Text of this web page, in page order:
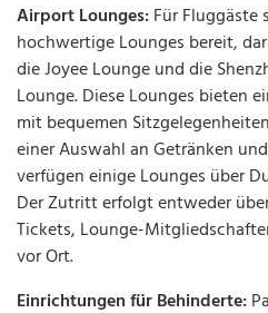
Airport Lounges:Für Fluggäste
hochwertige Lounges bereit,
die Joyee Lounge und die
Lounge. Diese Lounges bieten
mit bequemen
einer Auswahl an Getränken
verfügen einige Lounges über
Der Zutritt erfolgt entweder
Tickets, Lounge-
vor Ort.
Einrichtungen für Behinderte: